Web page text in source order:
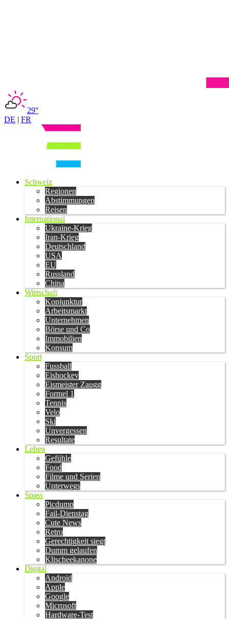
29°
DE | FR
Schweiz
Regionen
Abstimmungen
Reisen
International
Ukraine-Krieg
Iran-Krieg
Deutschland
USA
EU
Russland
China
Wirtschaft
Konjunktur
Arbeitsmarkt
Unternehmen
Börse und Co
Immobilien
Konsum
Sport
Fussball
Eishockey
Eismeister Zaugg
Formel 1
Tennis
Velo
Ski
Unvergessen
Resultate
Leben
Gefühle
Food
Filme und Serien
Unterwegs
Spass
Picdump
Fail-Dienstag
Cute News
Retro
Gerechtigkeit siegt
Dumm gelaufen
Klischeekanone
Digital
Android
Apple
Google
Microsoft
Hardware-Test